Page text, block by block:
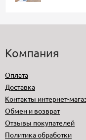
Компания
Оплата
Доставка
Контакты интернет-
Обмен и возврат
Отзывы покупателей
Политика обработки